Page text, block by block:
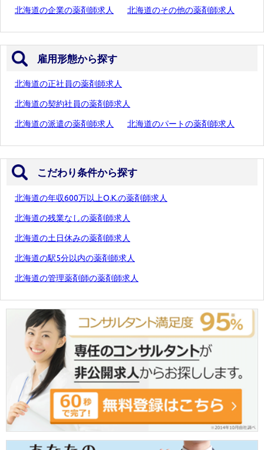
北海道の企業の薬剤師求人 北海道のその他の薬剤師求人
雇用形態から探す
北海道の正社員の薬剤師求人
北海道の契約社員の薬剤師求人
北海道の派遣の薬剤師求人 北海道のパートの薬剤師求人
こだわり条件から探す
北海道の年収600万以上O.K.の薬剤師求人
北海道の残業なしの薬剤師求人
北海道の土日休みの薬剤師求人
北海道の駅5分以内の薬剤師求人
北海道の管理薬剤師の薬剤師求人